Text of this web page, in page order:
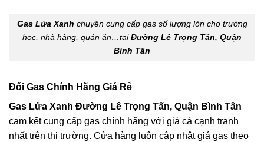
Gas Lửa Xanh chuyên cung cấp gas số lượng lớn cho trường
học, nhà hàng, quán ăn…tạiĐường Lê Trọng Tấn, Quận
Bình Tân
Đổi Gas Chính Hãng Giá Rẻ
Gas Lửa Xanh Đường Lê Trọng Tấn, Quận Bình Tân
cam kết cung cấp gas chính hãng với giá cả cạnh tranh
nhất trên thị trường. Cửa hàng luôn cập nhật giá gas theo